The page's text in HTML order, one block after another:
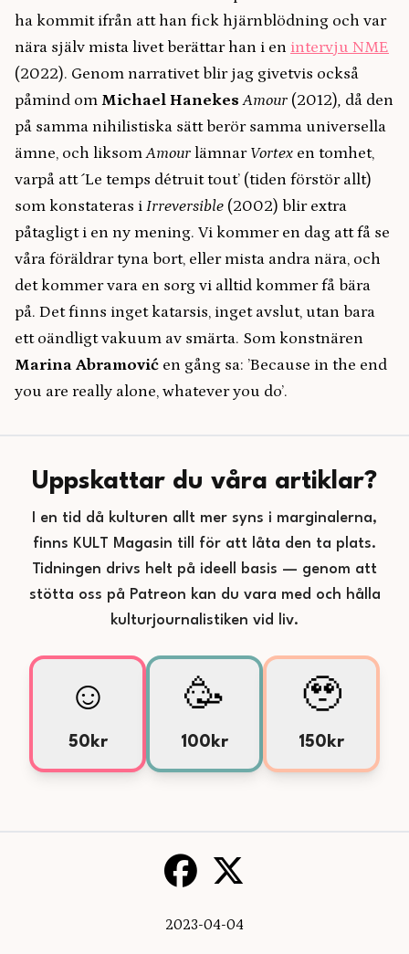
ha kommit ifrån att han fick hjärnblödning och var
nära själv mista livet berättar han i en intervju NME
(2022). Genom narrativet blir jag givetvis också
påmind om Michael HanekesAmour (2012), då den
på samma nihilistiska sätt berör samma universella
ämne, och liksomAmour lämnar Vortex en tomhet,
varpå att ´Le temps détruit tout’ (tiden förstör allt)
som konstateras i Irreversible (2002) blir extra
påtagligt i en ny mening. Vi kommer en dag att få se
våra föräldrar tyna bort, eller mista andra nära, och
det kommer vara en sorg vi alltid kommer få bära
på. Det finns inget katarsis, inget avslut, utan bara
ett oändligt vakuum av smärta. Som konstnären
Marina Abramović en gång sa: ’Because in the end
you are really alone, whatever you do’.
Uppskattar du våra artiklar?
I en tid då kulturen allt mer syns i marginalerna,
finns KULT Magasin till för att låta den ta plats.
Tidningen drivs helt på ideell basis — genom att
stötta oss på Patreon kan du vara med och hålla
kulturjournalistiken vid liv.
☺️
50kr
🥳
100kr
🥹
150kr
2023-04-04